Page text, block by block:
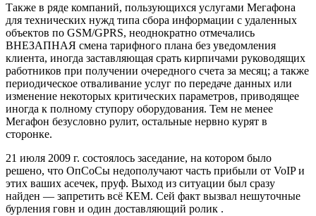
Также в ряде компаний, пользующихся услугами Мегафона
для технических нужд типа сбора информации с удаленных
объектов по GSM/GPRS, неоднократно отмечались
ВНЕЗАПНАЯ смена тарифного плана без уведомления
клиента, иногда заставляющая срать кирпичами руководящих
работников при получении очередного счета за месяц; а также
периодическое отваливание услуг по передаче данных или
изменение некоторых критических параметров, приводящее
иногда к полному ступору оборудования. Тем не менее
Мегафон безусловно рулит, остальные нервно курят в
сторонке.
21 июля 2009 г. состоялось заседание, на котором было
решено, что ОпСоСы недополучают часть прибыли от VoIP и
этих ваших асечек, пруф. Выход из ситуации был сразу
найден — запретить всё КЕМ. Сей факт вызвал нешуточные
бурления говн и один доставляющий ролик .